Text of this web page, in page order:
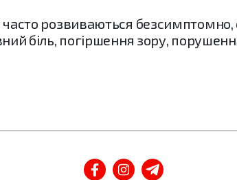
розвиваються
біль, погіршення зору,